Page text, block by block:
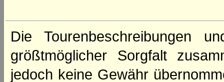
Die Tourenbeschreibungen
größtmöglicher Sorgfalt
jedoch keine Gewähr